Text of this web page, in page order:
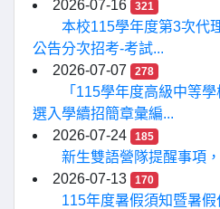
2026-07-16
321
本校115學年度第3次代
公告分次招考-考試...
2026-07-07
278
「115學年度高級中等
選入學續招簡章彙編...
2026-07-24
185
新生雙語營隊提醒事項
2026-07-13
170
115年度暑假須知暨暑